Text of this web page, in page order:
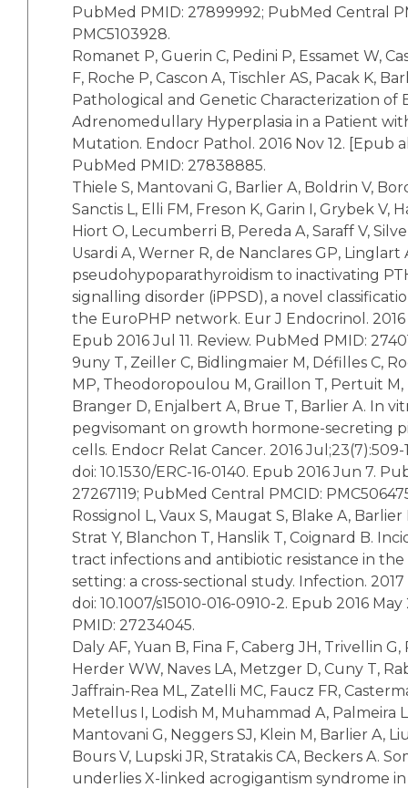
PubMed PMID: 27899992; PubMed Central
PMC5103928.
Romanet P, Guerin C, Pedini P, Essamet W,
F, Roche P, Cascon A, Tischler AS, Pacak K,
Pathological and Genetic Characterization of
Adrenomedullary Hyperplasia in a Patient
Mutation. Endocr Pathol. 2016 Nov 12. [Epub
PubMed PMID: 27838885.
Thiele S, Mantovani G, Barlier A, Boldrin V,
Sanctis L, Elli FM, Freson K, Garin I, Grybek V,
Hiort O, Lecumberri B, Pereda A, Saraff V,
Usardi A, Werner R, de Nanclares GP, Linglart
pseudohypoparathyroidism to inactivating
signalling disorder (iPPSD), a novel
the EuroPHP network. Eur J Endocrinol. 2016
Epub 2016 Jul 11. Review. PubMed PMID:
9uny T, Zeiller C, Bidlingmaier M, Défilles C,
MP, Theodoropoulou M, Graillon T, Pertuit M,
Branger D, Enjalbert A, Brue T, Barlier A. In
pegvisomant on growth hormone-secreting
cells. Endocr Relat Cancer. 2016 Jul;23(7):509-
doi: 10.1530/ERC-16-0140. Epub 2016 Jun 7.
27267119; PubMed Central PMCID:
Rossignol L, Vaux S, Maugat S, Blake A, Barlier
Strat Y, Blanchon T, Hanslik T, Coignard B.
tract infections and antibiotic resistance in
setting: a cross-sectional study. Infection. 2017
doi: 10.1007/s15010-016-0910-2. Epub 2016
PMID: 27234045.
Daly AF, Yuan B, Fina F, Caberg JH, Trivellin
Herder WW, Naves LA, Metzger D, Cuny T,
Jaffrain-Rea ML, Zatelli MC, Faucz FR,
Metellus I, Lodish M, Muhammad A, Palmeira
Mantovani G, Neggers SJ, Klein M, Barlier A,
Bours V, Lupski JR, Stratakis CA, Beckers A.
underlies X-linked acrogigantism syndrome